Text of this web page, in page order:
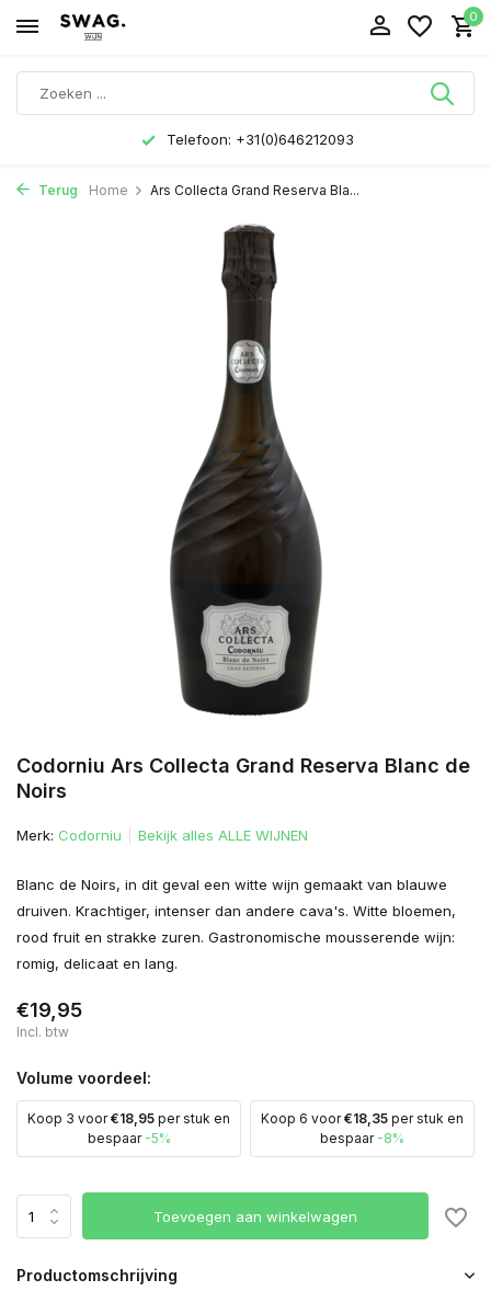
0
Telefoon: +31(0)646212093
Terug Home Ars Collecta Grand Reserva Bla...
Codorniu Ars Collecta Grand Reserva Blanc de
Noirs
Merk: Codorniu Bekijk alles ALLE WIJNEN
Blanc de Noirs, in dit geval een witte wijn gemaakt van blauwe
druiven. Krachtiger, intenser dan andere cava's. Witte bloemen,
rood fruit en strakke zuren. Gastronomische mousserende wijn:
romig, delicaat en lang.
€19,95
Incl. btw
Volume voordeel:
Koop 3 voor€18,95 per stuk en
bespaar -5%
Koop 6 voor€18,35 per stuk en
bespaar -8%
Toevoegen aan winkelwagen
Productomschrijving